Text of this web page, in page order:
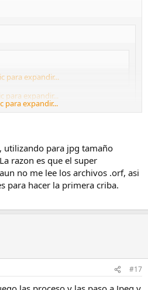
siempre JPG
para expandir...
para expandir...
de no salvar una buena foto ???
para expandir...
utilizando para jpg tamaño
razon es que el super
no me lee los archivos .orf, asi
para hacer la primera criba.
#17